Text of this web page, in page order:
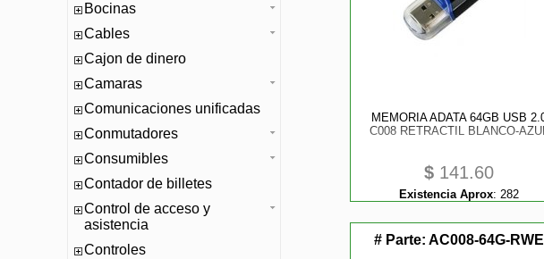
Bocinas
Cables
Cajon de dinero
Camaras
Comunicaciones unificadas
Conmutadores
Consumibles
Contador de billetes
Control de acceso y
asistencia
Controles
MEMORIA ADATA 64GB USB
C008 RETRACTIL BLANCO-
$ 141.60
Existencia Aprox: 282
# Parte:AC008-64G-RWE